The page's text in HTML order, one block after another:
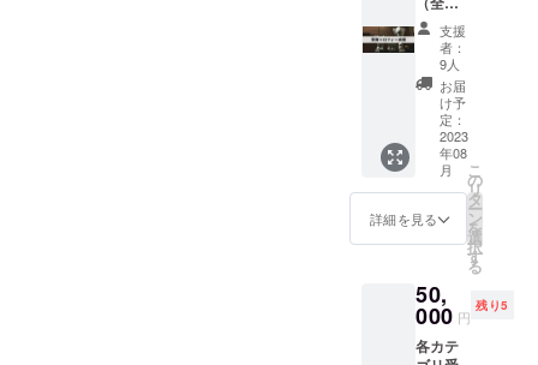
や滞在
費等別
途料金
につい
ては自
己負担
でお願
い致し
ます。
プロ
ジェク
ト終了
CAMPF
セージ
より
フォー
ンバー
のスケ
ジュー
ルによ
りご希
望に添
えない
ことが
ありま
す。あ
らかじ
めご了
ジェク
ト終了
後、
CAMPF
で11）
の受賞
トロ
フィー
の支
援！ 支
援者の
記名を
トロ
フィー
の帯び
につけ
ること
です！
支援
者：
9人
お届
け予
定：
2023
年08
月
詳細を見る
こ
の
リ
タ
ー
ン
を
選
択
す
る
50,
000 円
残り5
各カテ